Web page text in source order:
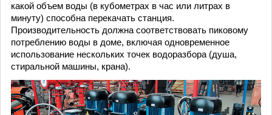
какой объем воды (в кубометрах в час или литрах в
минуту) способна перекачать станция.
Производительность должна соответствовать пиковому
потреблению воды в доме, включая одновременное
использование нескольких точек водоразбора (душа,
стиральной машины, крана).